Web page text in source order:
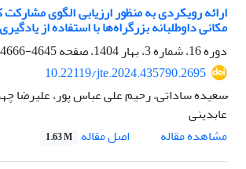
ارائه رویکردی به ‌منظور ارزیابی الگوی مشارکت
مکانی داوطلبانه بزرگراه‌ها با استفاده از
دوره 16، شماره 3، بهار 1404، صفحه
4645-4666
10.22119/jte.2024.435790.2695
ُسعیده ساداتی، رحیم علی عباس پور، علیرضا
عابدینی
مشاهده مقاله
اصل مقاله 1.63 M